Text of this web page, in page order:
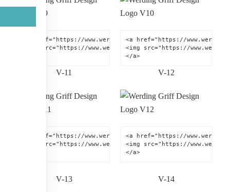
<a href="https://www.werding.de" title="Werding Griff-
<img src="https://www.werding.de/images/werding-griff-
<a href="https://
<img src="https://
</a>
V-11
<a href="https://www.werding.de" title="Werding Griff-
<img src="https://www.werding.de/images/werding-griff-
V-12
<a href="https://
<img src="https://
</a>
V-13 V-14